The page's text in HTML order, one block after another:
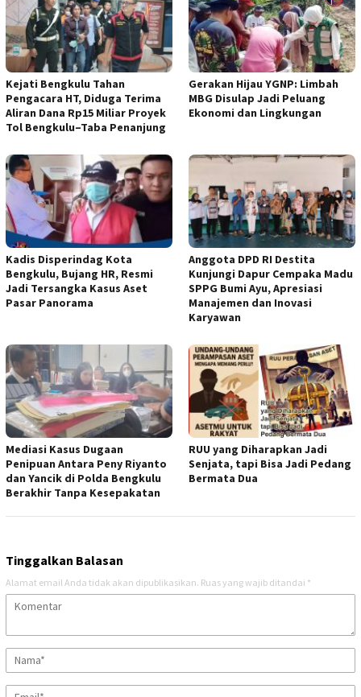
Kejati Bengkulu Tahan
Pengacara HT, Diduga Terima
Aliran Dana Rp15 Miliar Proyek
Tol Bengkulu–Taba Penanjung
Gerakan Hijau YGNP: Limbah
MBG Disulap Jadi Peluang
Ekonomi dan Lingkungan
Kadis Disperindag Kota
Bengkulu, Bujang HR, Resmi
Jadi Tersangka Kasus Aset
Pasar Panorama
Anggota DPD RI Destita
Kunjungi Dapur Cempaka Madu
SPPG Bumi Ayu, Apresiasi
Manajemen dan Inovasi
Karyawan
Mediasi Kasus Dugaan
Penipuan Antara Peny Riyanto
dan Yancik di Polda Bengkulu
Berakhir Tanpa Kesepakatan
RUU yang Diharapkan Jadi
Senjata, tapi Bisa Jadi Pedang
Bermata Dua
Tinggalkan Balasan
Alamat email Anda tidak akan dipublikasikan. Ruas yang wajib ditandai *